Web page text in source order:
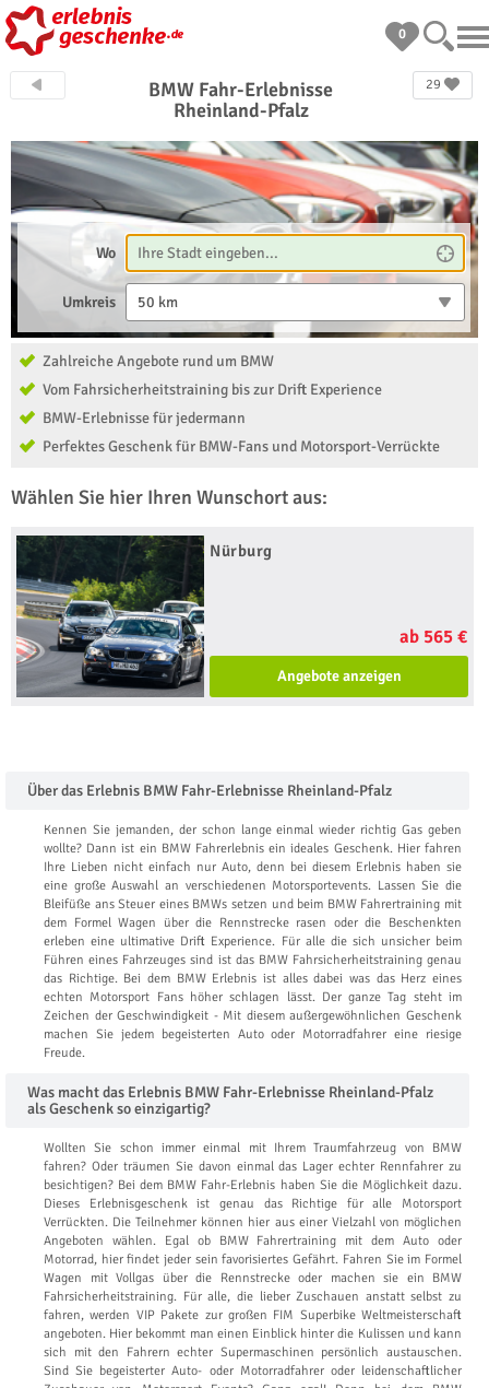
0
29
BMW Fahr-Erlebnisse
Rheinland-Pfalz
Wo
Umkreis 50 km
Zahlreiche Angebote rund um BMW
Vom Fahrsicherheitstraining bis zur Drift Experience
BMW-Erlebnisse für jedermann
Perfektes Geschenk für BMW-Fans und Motorsport-Verrückte
Wählen Sie hier Ihren Wunschort aus:
Nürburg
ab 565 €
Angebote anzeigen
Über das Erlebnis BMW Fahr-Erlebnisse Rheinland-Pfalz
Kennen Sie jemanden, der schon lange einmal wieder richtig Gas geben
wollte? Dann ist ein BMW Fahrerlebnis ein ideales Geschenk. Hier fahren
Ihre Lieben nicht einfach nur Auto, denn bei diesem Erlebnis haben sie
eine große Auswahl an verschiedenen Motorsportevents. Lassen Sie die
Bleifüße ans Steuer eines BMWs setzen und beim BMW Fahrertraining mit
dem Formel Wagen über die Rennstrecke rasen oder die Beschenkten
erleben eine ultimative Drift Experience. Für alle die sich unsicher beim
Führen eines Fahrzeuges sind ist das BMW Fahrsicherheitstraining genau
das Richtige. Bei dem BMW Erlebnis ist alles dabei was das Herz eines
echten Motorsport Fans höher schlagen lässt. Der ganze Tag steht im
Zeichen der Geschwindigkeit - Mit diesem außergewöhnlichen Geschenk
machen Sie jedem begeisterten Auto oder Motorradfahrer eine riesige
Freude.
Was macht das Erlebnis BMW Fahr-Erlebnisse Rheinland-Pfalz
als Geschenk so einzigartig?
Wollten Sie schon immer einmal mit Ihrem Traumfahrzeug von BMW
fahren? Oder träumen Sie davon einmal das Lager echter Rennfahrer zu
besichtigen? Bei dem BMW Fahr-Erlebnis haben Sie die Möglichkeit dazu.
Dieses Erlebnisgeschenk ist genau das Richtige für alle Motorsport
Verrückten. Die Teilnehmer können hier aus einer Vielzahl von möglichen
Angeboten wählen. Egal ob BMW Fahrertraining mit dem Auto oder
Motorrad, hier findet jeder sein favorisiertes Gefährt. Fahren Sie im Formel
Wagen mit Vollgas über die Rennstrecke oder machen sie ein BMW
Fahrsicherheitstraining. Für alle, die lieber Zuschauen anstatt selbst zu
fahren, werden VIP Pakete zur großen FIM Superbike Weltmeisterschaft
angeboten. Hier bekommt man einen Einblick hinter die Kulissen und kann
sich mit den Fahrern echter Supermaschinen persönlich austauschen.
Sind Sie begeisterter Auto- oder Motorradfahrer oder leidenschaftlicher